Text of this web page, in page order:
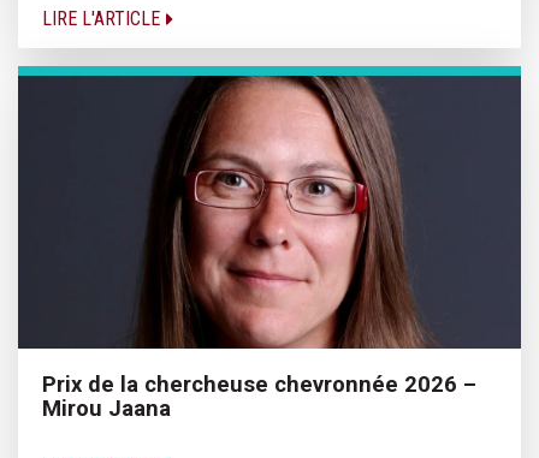
LIRE L'ARTICLE
Prix de la chercheuse chevronnée 2026 –
Mirou Jaana